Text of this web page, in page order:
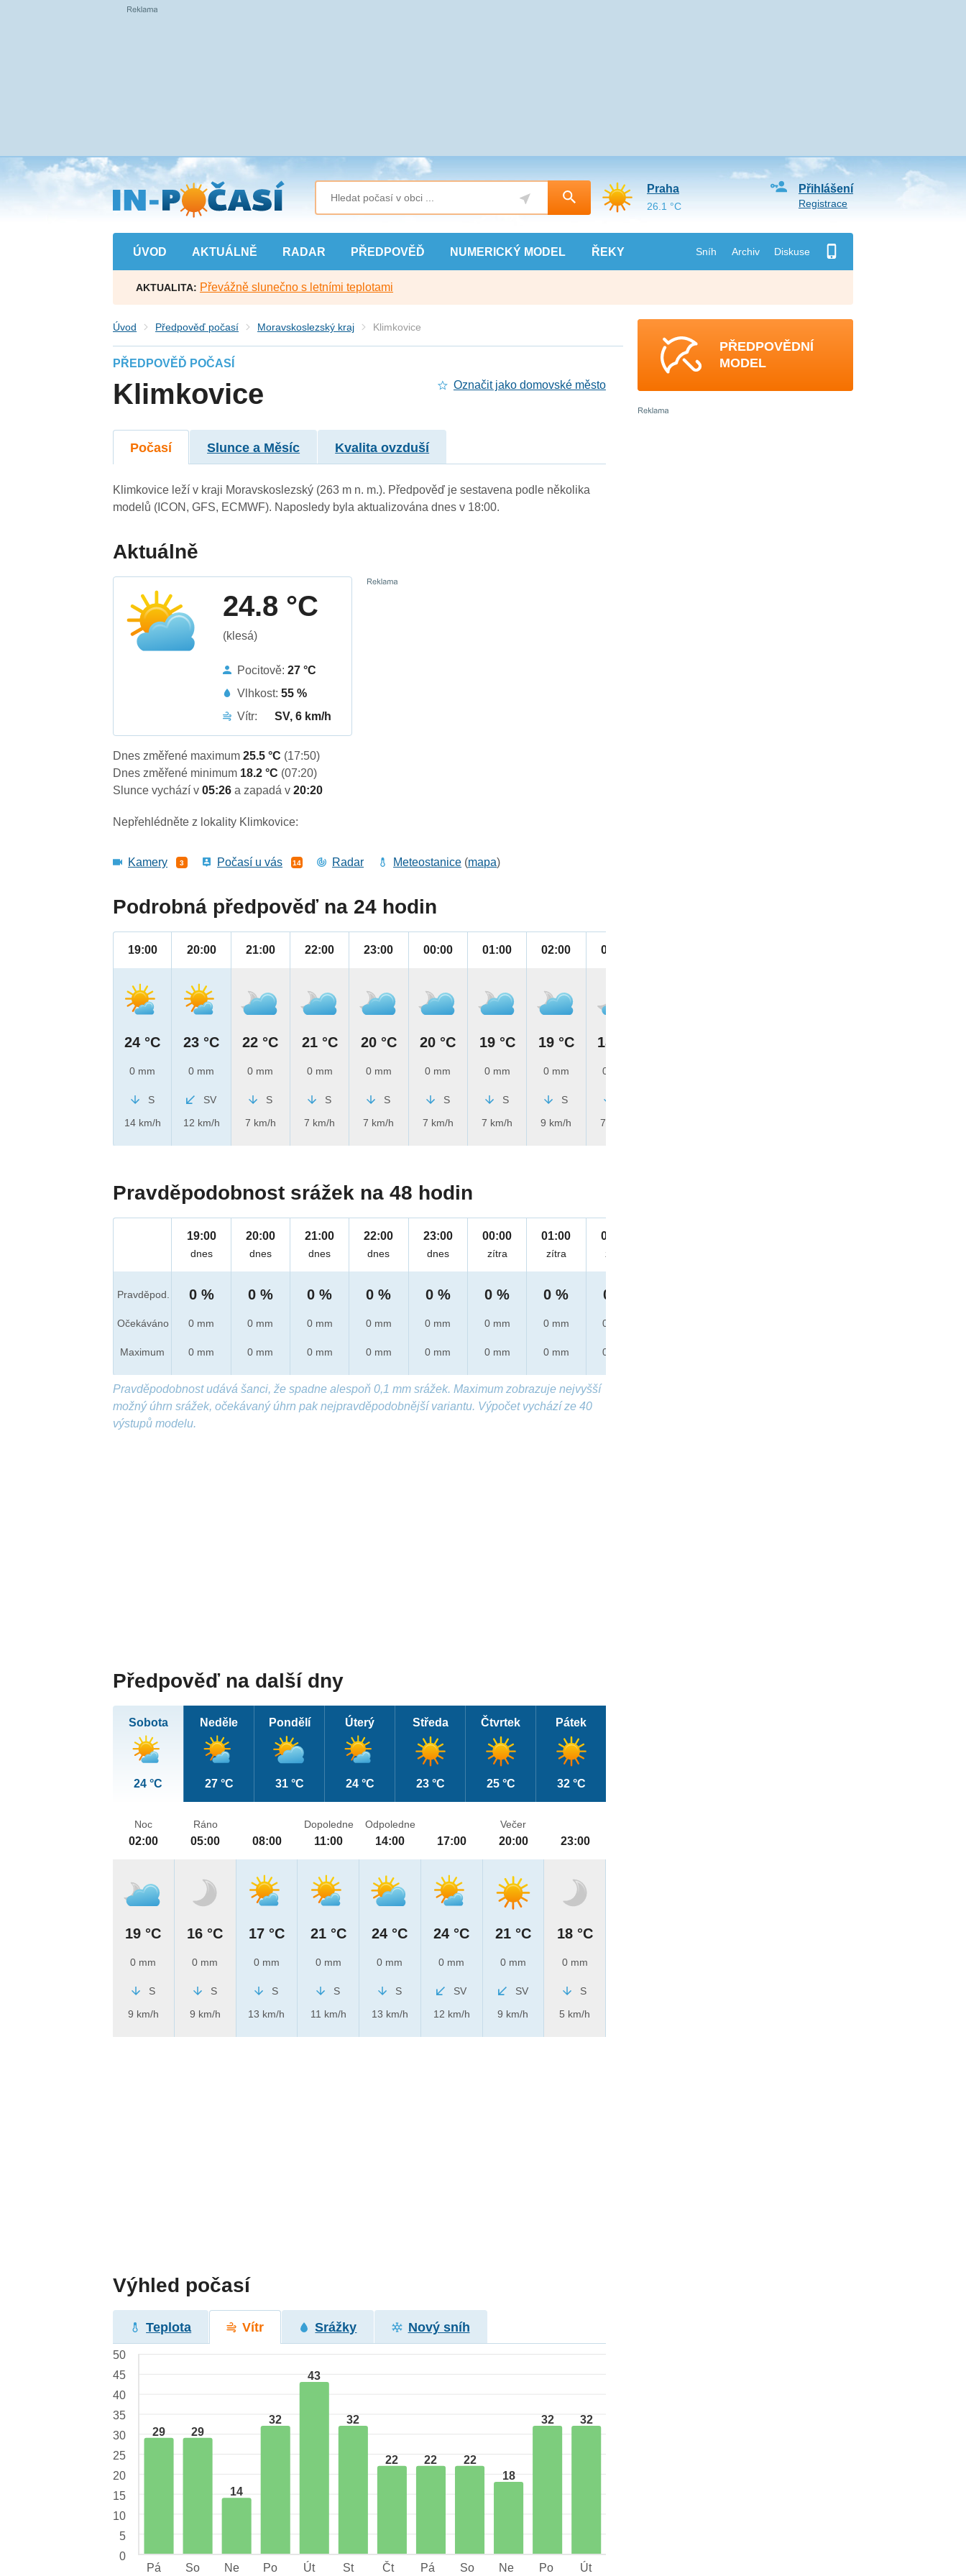
Přejít
na
hlavní
obsah
ÚVOD AKTUÁLNĚ RADAR PŘEDPOVĚĎ NUMERICKÝ MODEL ŘEKY Sníh Archiv Diskuse
Přihlášení
Registrace
Praha
26.1 °C
AKTUALITA: Převážně slunečno s letními teplotami
Úvod Předpověď počasí Moravskoslezský kraj Klimkovice
PŘEDPOVĚĎ POČASÍ
Klimkovice Označit jako domovské město
Počasí Slunce a Měsíc Kvalita ovzduší
Klimkovice leží v kraji Moravskoslezský (263 m n. m.). Předpověď je sestavena podle několika
modelů (ICON, GFS, ECMWF). Naposledy byla aktualizována dnes v 18:00.
Aktuálně
24.8 °C
(klesá)
Pocitově:27 °C
Vlhkost:55 %
Vítr:
SV, 6 km/h
Dnes změřené maximum25.5 °C (17:50)
Dnes změřené minimum 18.2 °C (07:20)
Slunce vychází v05:26a zapadá v20:20
Nepřehlédněte z lokality Klimkovice:
Kamery 3 Počasí u vás 14 Radar Meteostanice (mapa)
Podrobná předpověď na 24 hodin
19:00
24 °C
0 mm
S
14 km/h
20:00
23 °C
0 mm
SV
12 km/h
21:00
22 °C
0 mm
S
7 km/h
22:00
21 °C
0 mm
S
7 km/h
23:00
20 °C
0 mm
S
7 km/h
00:00
20 °C
0 mm
S
7 km/h
01:00
19 °C
0 mm
S
7 km/h
02:00
19 °C
0 mm
S
9 km/h
03:00
18 °C
0 mm
7 km/h
Pravděpodobnost srážek na 48 hodin
Pravděpod.
Očekáváno
Maximum
19:00
dnes
0 %
0 mm
0 mm
20:00
dnes
0 %
0 mm
0 mm
21:00
dnes
0 %
0 mm
0 mm
22:00
dnes
0 %
0 mm
0 mm
23:00
dnes
0 %
0 mm
0 mm
00:00
zítra
0 %
0 mm
0 mm
01:00
zítra
0 %
0 mm
0 mm
02:00
zítra
0 %
0 mm
0 mm
Pravděpodobnost udává šanci, že spadne alespoň 0,1 mm srážek. Maximum zobrazuje nejvyšší
možný úhrn srážek, očekávaný úhrn pak nejpravděpodobnější variantu. Výpočet vychází ze 40
výstupů modelu.
Předpověď na další dny
Sobota
24 °C
Neděle
27 °C
Pondělí
31 °C
Úterý
24 °C
Středa
23 °C
Čtvrtek
25 °C
Pátek
32 °C
Noc
02:00
19 °C
0 mm
S
9 km/h
Ráno
05:00
16 °C
0 mm
S
9 km/h
08:00
17 °C
0 mm
S
13 km/h
Dopoledne
11:00
21 °C
0 mm
S
11 km/h
Odpoledne
14:00
24 °C
0 mm
S
13 km/h
17:00
24 °C
0 mm
SV
12 km/h
Večer
20:00
21 °C
0 mm
SV
9 km/h
23:00
18 °C
0 mm
S
5 km/h
Výhled počasí
Teplota Vítr Srážky Nový sníh
29 29
14
32
43
32
22 22
22
18
32 32
50
45
40
35
30
25
20
15
10
5
0
Pá
So Ne Po Út St Čt Pá So Ne Po Út
PŘEDPOVĚDNÍ
MODEL